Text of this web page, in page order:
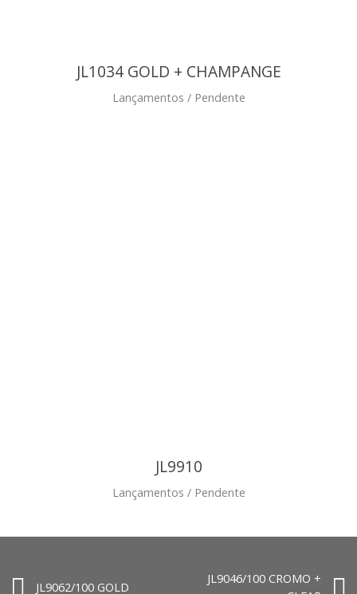
JL1034 GOLD + CHAMPANGE
Lançamentos / Pendente
JL9910
Lançamentos / Pendente
JL9046/100 CROMO +
JL9062/100 GOLD